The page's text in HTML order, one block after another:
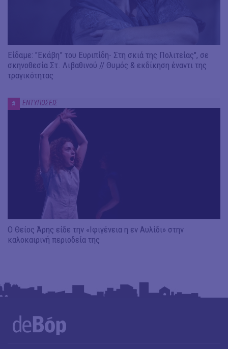
Είδαμε: "Εκάβη” του Ευριπίδη- Στη σκιά της Πολιτείας", σε
σκηνοθεσία Στ. Λιβαθινού // Θυμός & εκδίκηση έναντι της
τραγικότητας
# ΕΝΤΥΠΩΣΕΙΣ
Ο Θείος Άρης είδε την «Ιφιγένεια η εν Αυλίδι» στην
καλοκαιρινή περιοδεία της